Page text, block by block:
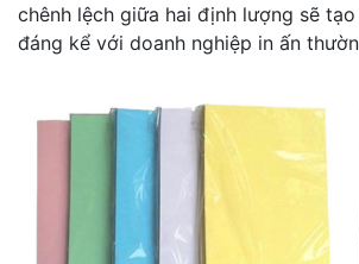
chênh lệch giữa hai định lượng sẽ
đáng kể với doanh nghiệp in ấn